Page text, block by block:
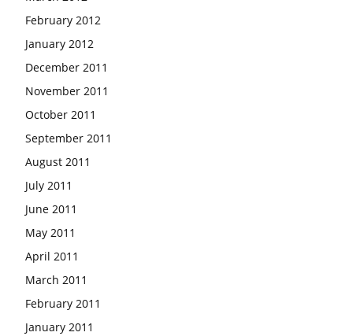
February 2012
January 2012
December 2011
November 2011
October 2011
September 2011
August 2011
July 2011
June 2011
May 2011
April 2011
March 2011
February 2011
January 2011